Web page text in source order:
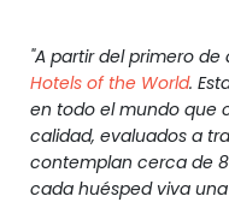
"A partir del primero
Hotels of the World.
en todo el mundo que
calidad, evaluados a
contemplan cerca de
cada huésped viva